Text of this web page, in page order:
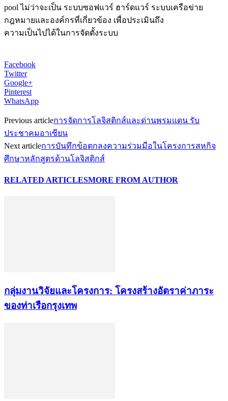
pool ไม่ว่าจะเป็น ระบบซอฟแวร์ ฮาร์ดแวร์ ระบบเครือข่าย
กฎหมายและองค์กรที่เกี่ยวข้อง เพื่อประเมินถึง
ความเป็นไปได้ในการจัดตั้งระบบ
Facebook
Twitter
Google+
Pinterest
WhatsApp
Previous articleการจัดการโลจิสติกส์และด่านพรมแดน รับ
ประชาคมอาเซียน
Next articleการบันทึกข้อตกลงความร่วมมือในโครงการสหกิจ
ศึกษาหลักสูตรด้านโลจิสติกส์
RELATED ARTICLESMORE FROM AUTHOR
กลุ่มงานวิจัยและโครงการ: โครงสร้างอัตราค่าภาระ
ของท่าเรือกรุงเทพ